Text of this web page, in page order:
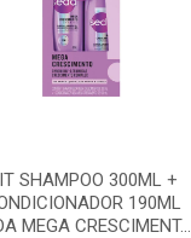
SHAMPOO 300ML +
190ML
MEGA CRESCIMENT...